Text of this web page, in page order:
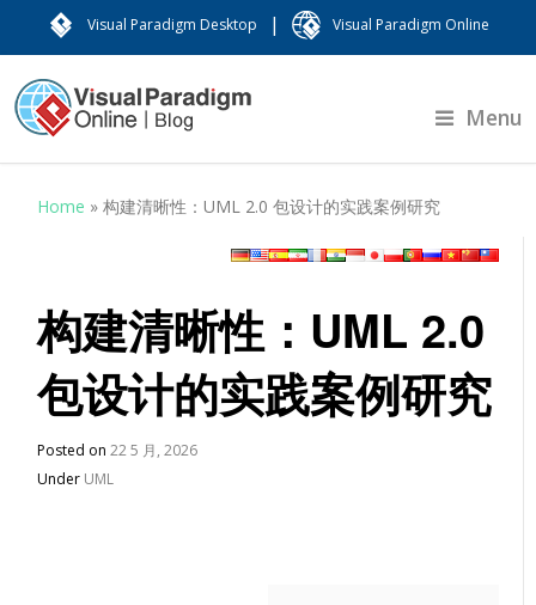
Visual Paradigm Desktop | Visual Paradigm Online
Menu
Home »构建清晰性：UML 2.0 包设计的实践案例研究
构建清晰性：UML 2.0
包设计的实践案例研究
Posted on22 5 月, 2026
Under UML